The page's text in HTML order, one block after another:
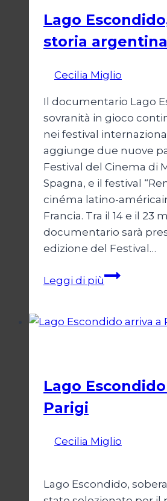
Lago
storia argentina
Cecilia Miglio
Il documentario Lago
sovranità in gioco
nei festival
aggiunge due nuove
Festival del Cinema di
Spagna, e il festival
cinéma latino-
Francia. Tra il 14 e il 23
documentario sarà
edizione del Festival…
Leggi di piùLago
storia
Lago
Parigi
Cecilia Miglio
Lago Escondido,